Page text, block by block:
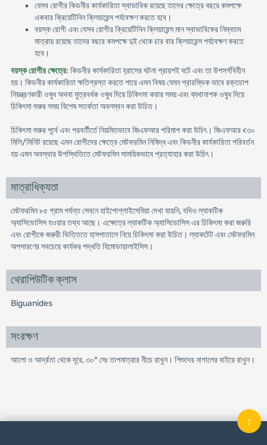
যেসব রোগীর কিডনীর কার্যকারিতা স্বাভাবিক রয়েছে তাদের ক্ষেত্রে বছরে কমপক্ষে
একবার ক্রিয়েটিনিন ক্লিয়ারেন্স পর্যবেক্ষণ করতে হবে।
বয়স্ক রোগী এবং যেসব রোগীর ক্রিয়েটিনিন ক্লিয়ারেন্স মান স্বাভাবিকের নিম্নতম
মাত্রায় রয়েছে তাদের বছরে কমপক্ষে দুই থেকে চার বার ক্লিয়ারেন্স পর্যবেক্ষণ করতে
হবে।
বয়স্ক রোগীর ক্ষেত্রে: কিডনীর কার্যকারিতা হ্রাসের ঘটনা প্রায়শই ঘটে এবং তা উপসর্গবিহীন
হয়। কিডনীর কার্যকারিতা ক্ষতিগ্রস্ত করতে পারে এমন বিষয় যেমন প্রারম্ভিক ভাবে রক্তচাপ
নিয়ন্ত্রণকারী ওষুধ অথবা মুত্রবর্ধক ওষুধ দিয়ে চিকিৎসা করার সময় এবং ব্যথানাশক ওষুধ দিয়ে
চিকিৎসা শুরুর সময় বিশেষ সতর্কতা অবলম্বন করা উচিত।
চিকিৎসা শুরুর পূর্বে এবং পরবর্তীর্তে নিয়মিতভাবে জিএফআর পরিমাপ করা উচিৎ। জিএফআর <৩০
মিলি/মিনিট রয়েছে এমন রোগীদের ক্ষেত্রে মেটফরমিন নিষিদ্ধ এবং কিডনীর কার্যকারিতা পরিবর্তন
হয় এমন অবস্থার উপস্থিতিতে মেটফরমিন সাময়িকভাবে প্রত্যাহার করা উচিৎ।
মাত্রাধিক্যতা
মেটফরমিন ৮৫ গ্রাম পর্যন্ত সেবনে হাইপোগ্লাইসেমিয়া দেখা যায়নি, যদিও ল্যাকটিক
অ্যাসিডোসিস হওয়ার তথ্য আছে। এক্ষেত্রে ল্যাকটিক অ্যাসিডোসিস এর চিকিৎসা করা জরুরি
এবং রোগীকে জরুরী ভিত্তিতে হাসপাতালে নিয়ে চিকিৎসা করা উচিত। ল্যাকটেট এবং মেটফরমিন
অপসারণের সবচেয়ে কার্যকর পদ্ধতি হিমোডায়ালাইসিস।
থেরাপিউটিক ক্লাস
Biguanides
সংরক্ষণ
আলো ও আর্দ্রতা থেকে দূরে, ৩০° সেঃ তাপমাত্রার নীচে রাখুন। শিশুদের নাগালের বাইরে রাখুন।
↑